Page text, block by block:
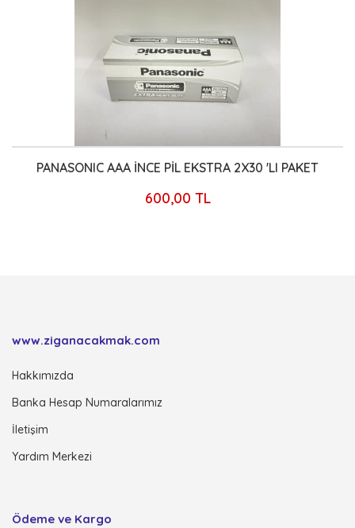
PANASONIC AAA İNCE PİL EKSTRA 2X30 'LI PAKET
600,00 TL
www.ziganacakmak.com
Hakkımızda
Banka Hesap Numaralarımız
İletişim
Yardım Merkezi
Ödeme ve Kargo